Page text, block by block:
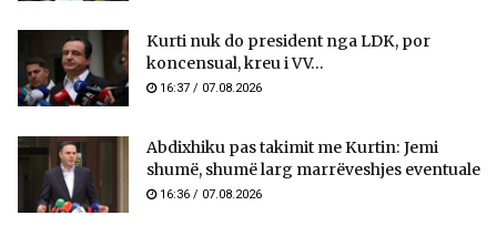
Kurti nuk do president nga LDK, por
koncensual, kreu i VV...
16:37 / 07.08.2026
Abdixhiku pas takimit me Kurtin: Jemi
shumë, shumë larg marrëveshjes eventuale
16:36 / 07.08.2026